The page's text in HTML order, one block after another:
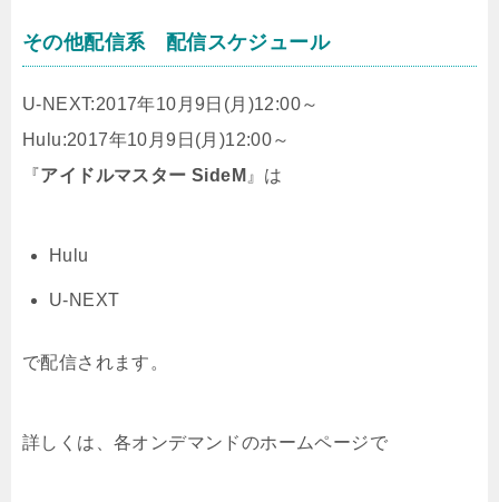
その他配信系 配信スケジュール
U-NEXT:2017年10月9日(月)12:00～
Hulu:2017年10月9日(月)12:00～
『アイドルマスター SideM 』は
Hulu
U-NEXT
で配信されます。
詳しくは、各オンデマンドのホームページで